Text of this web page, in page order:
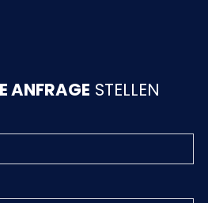
ANFRAGE STELLEN